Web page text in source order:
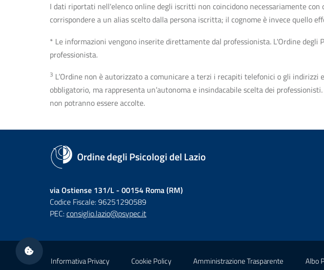
I dati riportati nell'elenco online degli iscritti non coincidono necessariamente con
corrispondere a un alias scelto dalla persona iscritta; il cognome è invece quello
* Le informazioni vengono inserite direttamente dal professionista. L'Ordine
professionista.
3 L’Ordine non è autorizzato a comunicare a terzi i recapiti telefonici o gli
obbligatorio, ma rappresenta un’autonoma e insindacabile scelta dei
non potranno essere accolte.
Ordine degli Psicologi del Lazio
via Ostiense 131/L - 00154 Roma (RM)
Codice Fiscale: 96251290589
PEC:consiglio.lazio@psypec.it
Sezione Link Utili
Informativa Privacy Cookie Policy Amministrazione Trasparente (nuovaAlbo